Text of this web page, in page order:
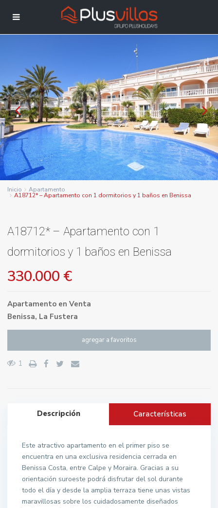
Inicio Apartamento
A18712* – Apartamento con 1 dormitorios y 1 baños en Benissa
A18712* – Apartamento con 1
dormitorios y 1 baños en Benissa
330.000 €
Apartamento en Venta
Benissa, La Fustera
agregar a favoritos
1
Descripción Características
Este atractivo apartamento en el primer piso se
encuentra en una exclusiva residencia cerrada en
Benissa Costa, entre Calpe y Moraira. Gracias a su
orientación suroeste podrá disfrutar del sol durante
todo el día y desde la amplia terraza tiene unas vistas
maravillosas sobre los cuidadosamente diseñados